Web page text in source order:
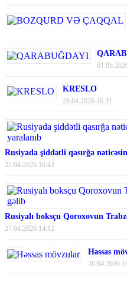
KRESLO
28.04.2026 16:31
Rusiyada şiddətli qasırğa
27.04.2026 16:42
Rusiyalı boksçu Qoroxovun
27.04.2026 14:12
Həssas
26.04.2026